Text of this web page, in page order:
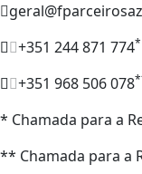
+351 244 871 774*
+351 968 506 078
* Chamada para a
** Chamada para a